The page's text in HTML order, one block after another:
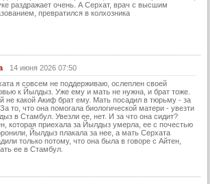
раздражает очень. А Серхат, врач с высшим
превратился в колхозника
14 июня 2026 07:50
я совсем не поддерживаю, ослеплен своей
к Йылдыз. Уже ему и мать не нужна, и брат тоже.
не какой Акиф брат ему. Мать посадил в тюрьму - за
то, что она помогала биологической матери - увезти
в Стамбул. Увезли ее, нет. И за что она сидит?
которая приехала за Йылдыз умерла, ее с почестью
Йылдыз плакала за нее, а мать Серхата
только потому, что она была в говоре с Айтен,
ее в Стамбул.